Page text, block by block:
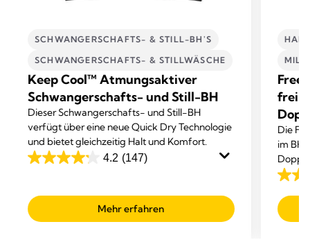
SCHWANGERSCHAFTS- & STILL-BH'S
SCHWANGERSCHAFTS- & STILLWÄSCHE
Keep Cool™ Atmungsaktiver
Schwangerschafts- und Still-BH
Dieser Schwangerschafts- und Still-BH
verfügt über eine neue Quick Dry Technologie
und bietet gleichzeitig Halt und Komfort.
4.2 (147)
4.2
5
Sternen.
Mehr erfahren
Die
im BH
4.1
von
5